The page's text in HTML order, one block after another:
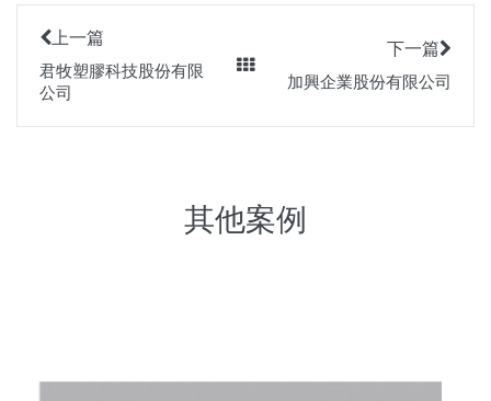
上一篇
君牧塑膠科技股份有限
公司
下一篇
加興企業股份有限公司
其他案例